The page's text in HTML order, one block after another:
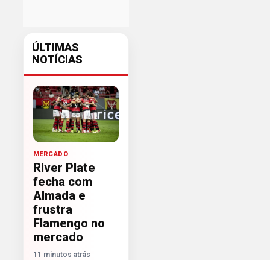
ÚLTIMAS
NOTÍCIAS
MERCADO
River Plate
fecha com
Almada e
frustra
Flamengo no
mercado
11 minutos atrás